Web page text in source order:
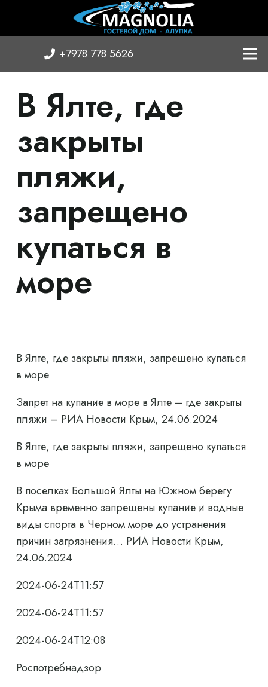
+7978 778 5626
В Ялте, где
закрыты
пляжи,
запрещено
купаться в
море
В Ялте, где закрыты пляжи, запрещено купаться
в море
Запрет на купание в море в Ялте – где закрыты
пляжи – РИА Новости Крым, 24.06.2024
В Ялте, где закрыты пляжи, запрещено купаться
в море
В поселках Большой Ялты на Южном берегу
Крыма временно запрещены купание и водные
виды спорта в Черном море до устранения
причин загрязнения… РИА Новости Крым,
24.06.2024
2024-06-24T11:57
2024-06-24T11:57
2024-06-24T12:08
Роспотребнадзор